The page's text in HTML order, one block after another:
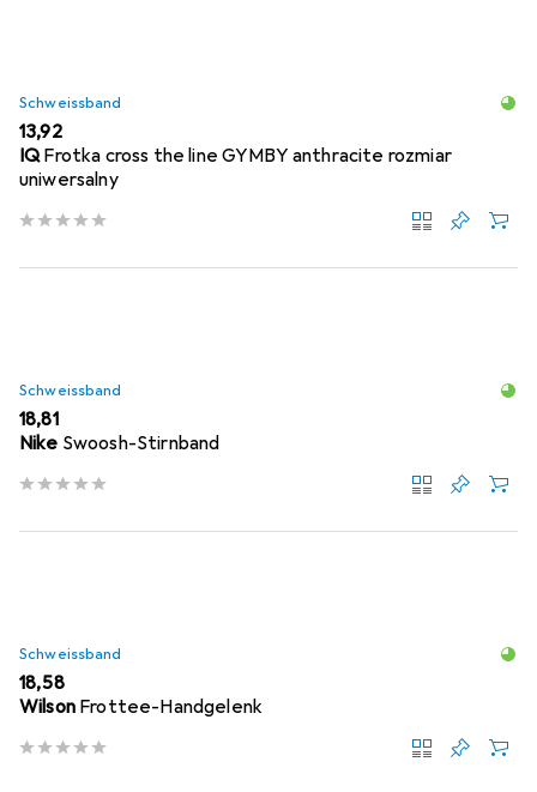
Schweissband
EUR
13,92
IQFrotka cross the line GYMBY anthracite rozmiar
uniwersalny
Schweissband
EUR
18,81
Nike Swoosh-Stirnband
Schweissband
EUR
18,58
Wilson Frottee-Handgelenk